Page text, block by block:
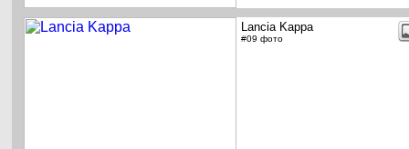
Lancia Kappa
#09 фото